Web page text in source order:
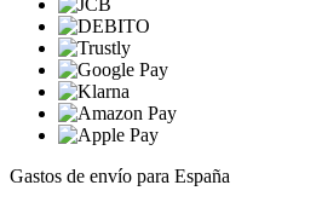
Gastos de envío para España